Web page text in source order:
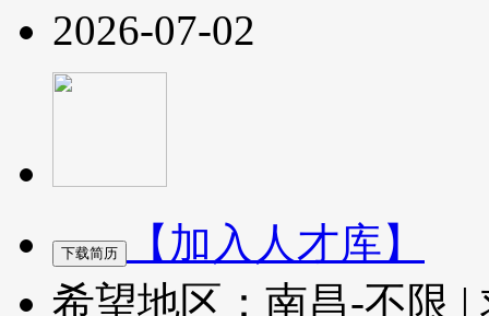
2026-07-02
【加入人才库】
希望地区：南昌-不限 |